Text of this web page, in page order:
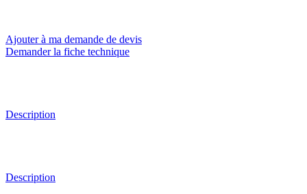
Ajouter à ma demande de devis
Demander la fiche technique
Description
Description